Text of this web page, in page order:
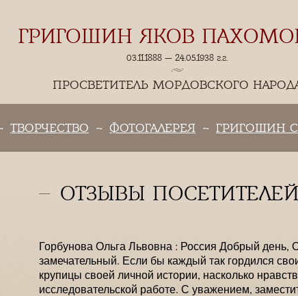
ГРИГОШИН ЯКОВ
03.11.1888 — 24.05.1938 г.г.
ПРОСВЕТИТЕЛЬ МОРДОВСКОГО
ТВОРЧЕСТВО ФОТОГАЛЕРЕЯ ГРИГОШИН
ОТЗЫВЫ
Горбунова Ольга Львовна : Россия Добрый день,
замечательный. Если бы каждый так гордился
крупицы своей личной истории, насколько
исследовательской работе. С уважением,